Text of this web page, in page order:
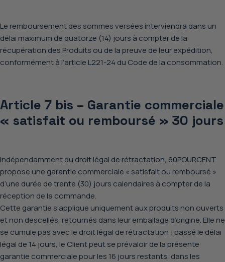
Le remboursement des sommes versées interviendra dans un
délai maximum de quatorze (14) jours à compter de la
récupération des Produits ou de la preuve de leur expédition,
conformément à l’article L221-24 du Code de la consommation.
Article 7 bis – Garantie commerciale
« satisfait ou remboursé » 30 jours
Indépendamment du droit légal de rétractation, 60POURCENT
propose une garantie commerciale « satisfait ou remboursé »
d’une durée de trente (30) jours calendaires à compter de la
réception de la commande.
Cette garantie s’applique uniquement aux produits non ouverts
et non descellés, retournés dans leur emballage d’origine. Elle ne
se cumule pas avec le droit légal de rétractation : passé le délai
légal de 14 jours, le Client peut se prévaloir de la présente
garantie commerciale pour les 16 jours restants, dans les